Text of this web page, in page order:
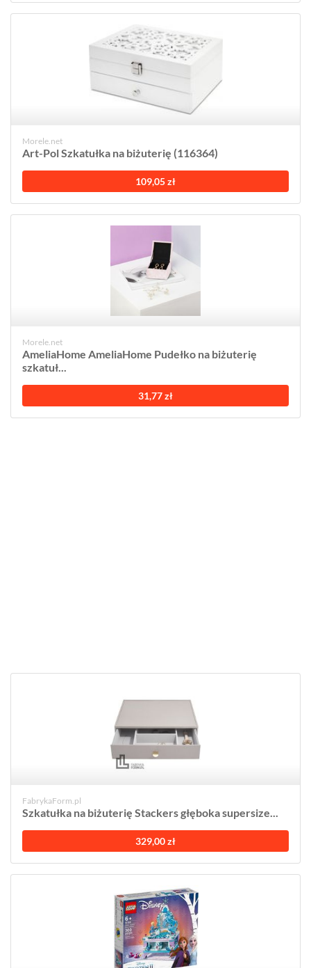
Morele.net
Art-Pol Szkatułka na biżuterię (116364)
109,05 zł
Morele.net
AmeliaHome AmeliaHome Pudełko na biżuterię
szkatuł...
31,77 zł
FabrykaForm.pl
Szkatułka na biżuterię Stackers głęboka supersize...
329,00 zł